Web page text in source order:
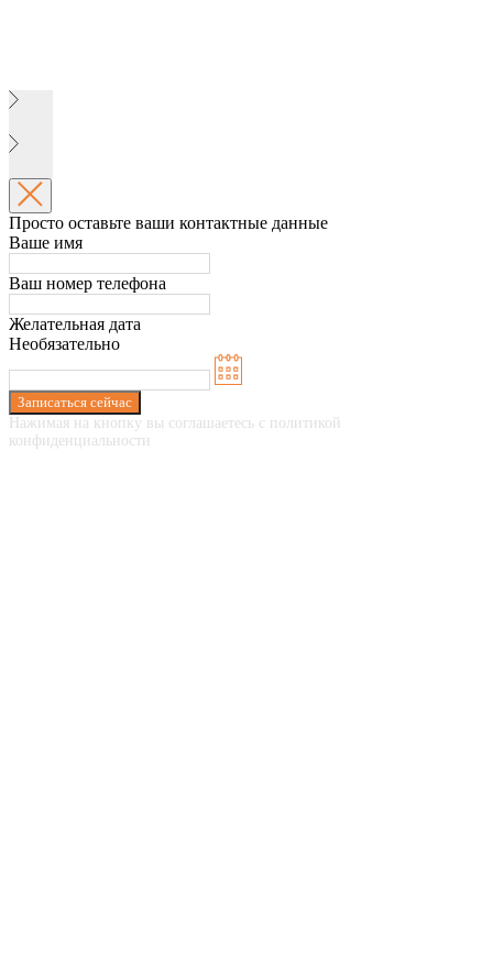
Просто оставьте ваши контактные данные
Ваше имя
Ваш номер телефона
Желательная дата
Необязательно
Записаться сейчас
Нажимая на кнопку вы соглашаетесь с политикой
конфиденциальности